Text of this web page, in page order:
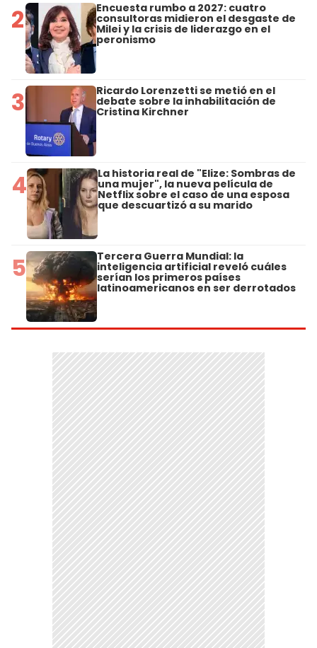
2 Encuesta rumbo a 2027: cuatro
consultoras midieron el desgaste de
Milei y la crisis de liderazgo en el
peronismo
3 Ricardo Lorenzetti se metió en el
debate sobre la inhabilitación de
Cristina Kirchner
4 La historia real de "Elize: Sombras de
una mujer", la nueva película de
Netflix sobre el caso de una esposa
que descuartizó a su marido
5 Tercera Guerra Mundial: la
inteligencia artificial reveló cuáles
serían los primeros países
latinoamericanos en ser derrotados